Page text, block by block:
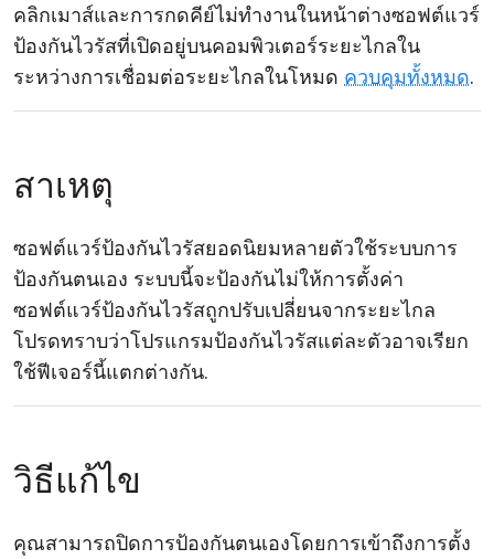
คลิกเมาส์และการกดคีย์ไม่ทำงานในหน้าต่างซอฟต์แวร์
ป้องกันไวรัสที่เปิดอยู่บนคอมพิวเตอร์ระยะไกลใน
ระหว่างการเชื่อมต่อระยะไกลในโหมด ควบคุมทั้งหมด.
สาเหตุ
ซอฟต์แวร์ป้องกันไวรัสยอดนิยมหลายตัวใช้ระบบการ
ป้องกันตนเอง ระบบนี้จะป้องกันไม่ให้การตั้งค่า
ซอฟต์แวร์ป้องกันไวรัสถูกปรับเปลี่ยนจากระยะไกล
โปรดทราบว่าโปรแกรมป้องกันไวรัสแต่ละตัวอาจเรียก
ใช้ฟีเจอร์นี้แตกต่างกัน.
วิธีแก้ไข
คุณสามารถปิดการป้องกันตนเองโดยการเข้าถึงการตั้ง